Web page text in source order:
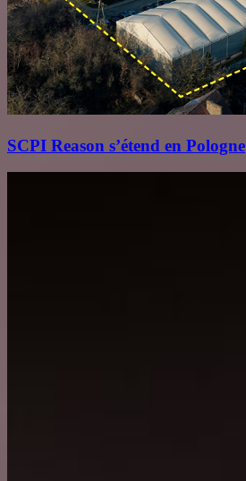
SCPI Reason s’étend en Pologne